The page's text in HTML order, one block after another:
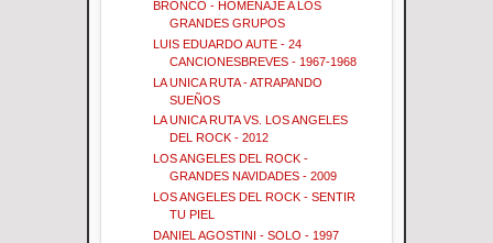
BRONCO - HOMENAJE A LOS
GRANDES GRUPOS
LUIS EDUARDO AUTE - 24
CANCIONESBREVES - 1967-1968
LA UNICA RUTA - ATRAPANDO
SUEÑOS
LA UNICA RUTA VS. LOS ANGELES
DEL ROCK - 2012
LOS ANGELES DEL ROCK -
GRANDES NAVIDADES - 2009
LOS ANGELES DEL ROCK - SENTIR
TU PIEL
DANIEL AGOSTINI - SOLO - 1997